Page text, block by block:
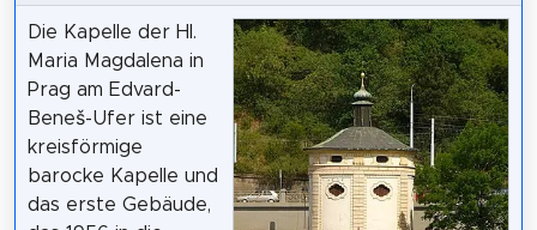
Die Kapelle der Hl.
Maria Magdalena in
Prag am Edvard-
Beneš-Ufer ist eine
kreisförmige
barocke Kapelle und
das erste Gebäude,